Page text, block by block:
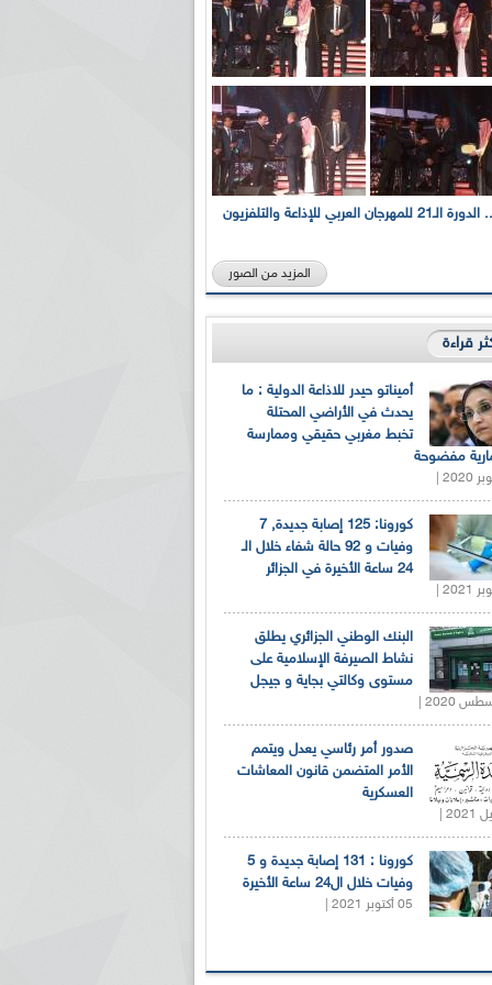
بالصور... الدورة الـ21 للمهرجان العربي للإذاعة والتلفزيون
المزيد من الصور
قراءة
أميناتو حيدر للاذاعة الدولية : ما
يحدث في الأراضي المحتلة
تخبط مغربي حقيقي وممارسة
مفضوحة
كورونا: 125 إصابة جديدة, 7
وفيات و 92 حالة شفاء خلال الـ
24 ساعة الأخيرة في الجزائر
البنك الوطني الجزائري يطلق
نشاط الصيرفة الإسلامية على
مستوى وكالتي بجاية و جيجل
صدور أمر رئاسي يعدل ويتمم
الأمر المتضمن قانون المعاشات
العسكرية
كورونا : 131 إصابة جديدة و 5
وفيات خلال ال24 ساعة الأخيرة
05 أكتوبر 2021 |